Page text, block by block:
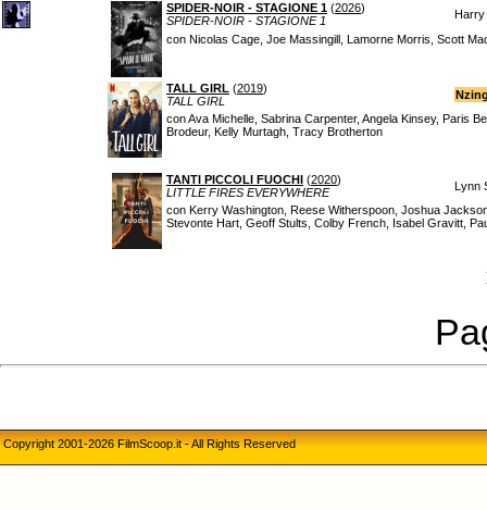
SPIDER-NOIR - STAGIONE 1 (2026)
SPIDER-NOIR - STAGIONE 1
Harry
con Nicolas Cage, Joe Massingill, Lamorne Morris, Scott
TALL GIRL (2019)
TALL GIRL
con Ava Michelle, Sabrina Carpenter, Angela Kinsey, Paris
Brodeur, Kelly Murtagh, Tracy Brotherton
TANTI PICCOLI FUOCHI (2020)
LITTLE FIRES EVERYWHERE
Lynn
con Kerry Washington, Reese Witherspoon, Joshua
Stevonte Hart, Geoff Stults, Colby French, Isabel Gravitt,
Copyright 2001-2026 FilmScoop.it - All Rights Reserved